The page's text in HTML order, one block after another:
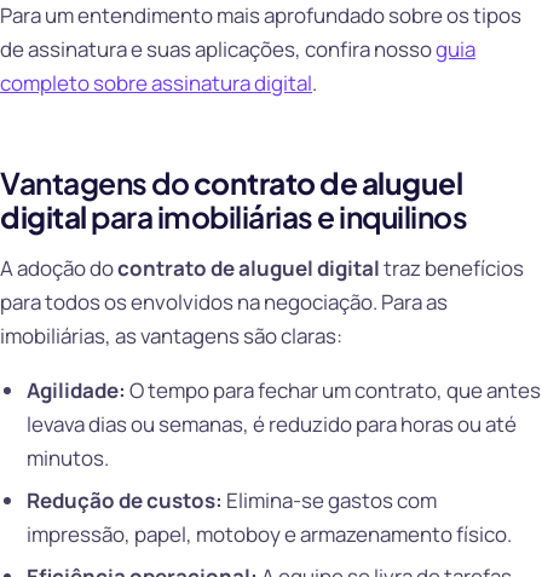
Para um entendimento mais aprofundado sobre os tipos
de assinatura e suas aplicações, confira nossoguia
completo sobre assinatura digital.
Vantagens docontrato de aluguel
digitalpara imobiliárias e inquilinos
A adoção docontrato de aluguel digitaltraz benefícios
para todos os envolvidos na negociação. Para as
imobiliárias, as vantagens são claras:
Agilidade: O tempo para fechar um contrato, que antes
levava dias ou semanas, é reduzido para horas ou até
minutos.
Redução de custos: Elimina-se gastos com
impressão, papel, motoboy e armazenamento físico.